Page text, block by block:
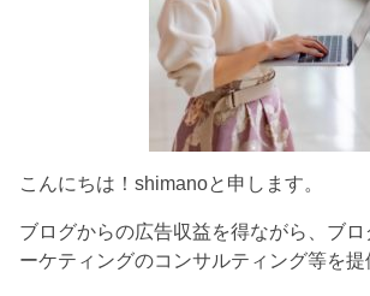
こんにちは！shimanoと申します。
ブログからの広告収益を得ながら、ブ
ーケティングのコンサルティング等を提